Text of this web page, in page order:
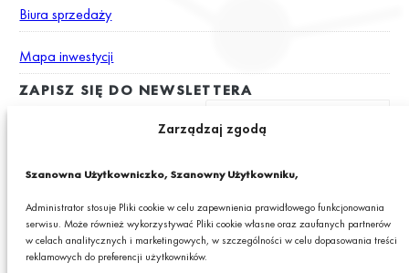
Zarządzaj zgodą
Szanowna Użytkowniczko, Szanowny Użytkowniku,
Administrator stosuje Pliki cookie w celu zapewnienia prawidłowego funkcjonowania
serwisu. Może również wykorzystywać Pliki cookie własne oraz zaufanych partnerów
w celach analitycznych i marketingowych, w szczególności w celu dopasowania treści
reklamowych do preferencji użytkowników.
Biura sprzedaży
Mapa inwestycji
ZAPISZ SIĘ DO NEWSLETTERA
adres e-mail newslettera z informacjami o ciekawych promocjach,
produktach lub usługach GRANIT S.A.*
* Pola obowiązkowe
Podając swój adres e-mail wyrażasz zgodę na otrzymywanie drogą elektroniczną,